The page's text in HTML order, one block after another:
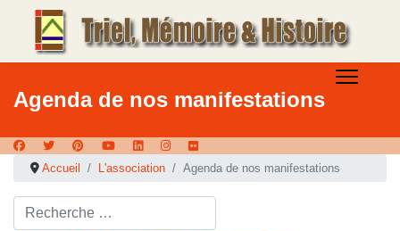
Agenda de nos manifestations
Accueil L'association Agenda de nos manifestations
Rechercher ...